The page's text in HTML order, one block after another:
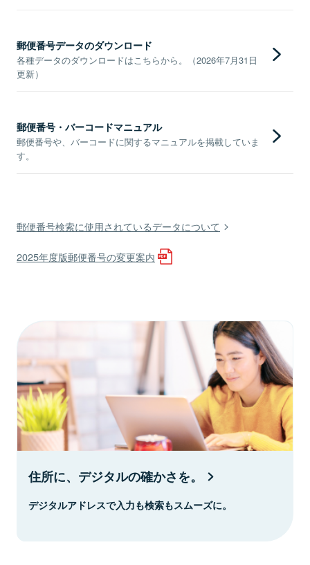
郵便番号データのダウンロード
各種データのダウンロードはこちらから。（2026年7月31日
更新）
郵便番号・バーコードマニュアル
郵便番号や、バーコードに関するマニュアルを掲載していま
す。
郵便番号検索に使用されているデータについて
2025年度版郵便番号の変更案内
住所に、デジタルの確かさを。
デジタルアドレスで入力も検索もスムーズに。